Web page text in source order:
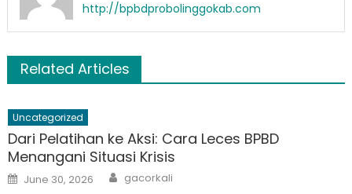
http://bpbdprobolinggokab.com
Related Articles
Uncategorized
Dari Pelatihan ke Aksi: Cara Leces BPBD
Menangani Situasi Krisis
Posted
on
June 30, 2026 Author
gacorkali